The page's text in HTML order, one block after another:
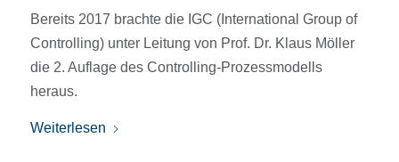
Bereits 2017 brachte die IGC (International Group of
Controlling) unter Leitung von Prof. Dr. Klaus Möller
die 2. Auflage des Controlling-Prozessmodells
heraus.
Weiterlesen